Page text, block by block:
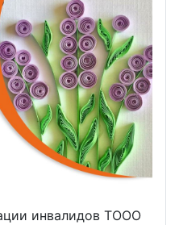
инвалидов ТООО